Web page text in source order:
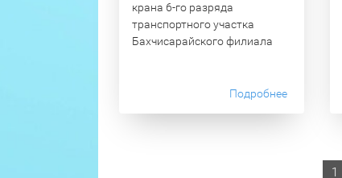
крана 6-го разряда
транспортного участка
Бахчисарайского филиала
Подробнее
1